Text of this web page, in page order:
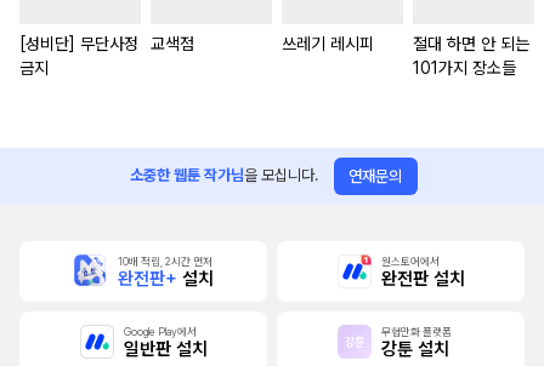
[성비단] 무단사정
금지
교색점 쓰레기 레시피
절대 하면 안 되는
101가지 장소들
소중한 웹툰 작가님을 모십니다. 연재문의
10배 적립, 2시간 먼저
완전판+ 설치
원스토어에서
완전판 설치
Google Play에서
일반판 설치
무협만화 플랫폼
강툰 설치